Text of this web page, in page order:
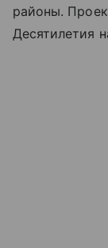
районы.
Десятилетия